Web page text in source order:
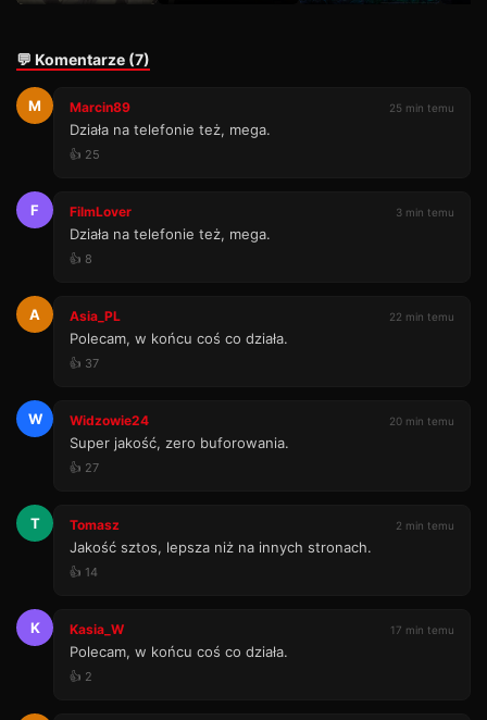
💬 Komentarze (7)
M Marcin89 25 min temu
Działa na telefonie też, mega.
👍 25
F FilmLover 3 min temu
Działa na telefonie też, mega.
👍 8
A Asia_PL 22 min temu
Polecam, w końcu coś co działa.
👍 37
W Widzowie24 20 min temu
Super jakość, zero buforowania.
👍 27
T Tomasz 2 min temu
Jakość sztos, lepsza niż na innych stronach.
👍 14
K Kasia_W 17 min temu
Polecam, w końcu coś co działa.
👍 2